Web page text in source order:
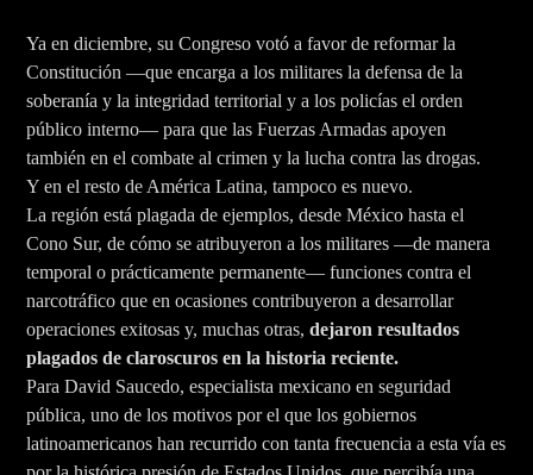
Ya en diciembre, su Congreso votó a favor de reformar la
Constitución —que encarga a los militares la defensa de la
soberanía y la integridad territorial y a los policías el orden
público interno— para que las Fuerzas Armadas apoyen
también en el combate al crimen y la lucha contra las drogas.
Y en el resto de América Latina, tampoco es nuevo.
La región está plagada de ejemplos, desde México hasta el
Cono Sur, de cómo se atribuyeron a los militares —de manera
temporal o prácticamente permanente— funciones contra el
narcotráfico que en ocasiones contribuyeron a desarrollar
operaciones exitosas y, muchas otras,dejaron resultados
plagados de claroscuros en la historia reciente.
Para David Saucedo, especialista mexicano en seguridad
pública, uno de los motivos por el que los gobiernos
latinoamericanos han recurrido con tanta frecuencia a esta vía es